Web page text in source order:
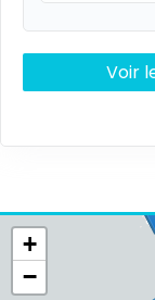
Voir
+
−